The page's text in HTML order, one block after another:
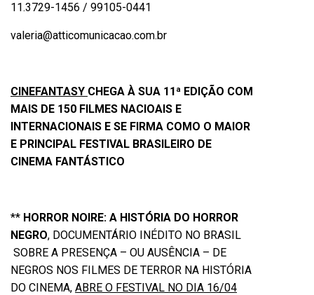
11.3729-1456 / 99105-0441
valeria@atticomunicacao.com.br
CINEFANTASY CHEGA À SUA 11ª EDIÇÃO COM
MAIS DE 150 FILMES NACIOAIS E
INTERNACIONAIS E SE FIRMA COMO O MAIOR
E PRINCIPAL FESTIVAL BRASILEIRO DE
CINEMA FANTÁSTICO
** HORROR NOIRE: A HISTÓRIA DO HORROR
NEGRO, DOCUMENTÁRIO INÉDITO NO BRASIL
SOBRE A PRESENÇA – OU AUSÊNCIA – DE
NEGROS NOS FILMES DE TERROR NA HISTÓRIA
DO CINEMA, ABRE O FESTIVAL NO DIA 16/04